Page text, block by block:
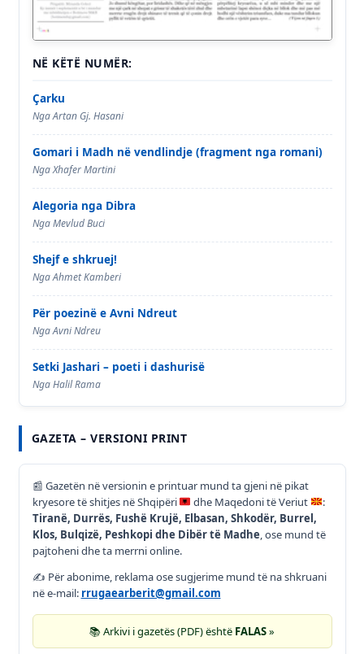
NË KËTË NUMËR:
Çarku
Nga Artan Gj. Hasani
Gomari i Madh në vendlindje (fragment nga romani)
Nga Xhafer Martini
Alegoria nga Dibra
Nga Mevlud Buci
Shejf e shkruej!
Nga Ahmet Kamberi
Për poezinë e Avni Ndreut
Nga Avni Ndreu
Setki Jashari – poeti i dashurisë
Nga Halil Rama
GAZETA – VERSIONI PRINT
📰 Gazetën në versionin e printuar mund ta gjeni në pikat
kryesore të shitjes në Shqipëri
dhe Maqedoni të Veriut
:
Tiranë, Durrës, Fushë Krujë, Elbasan, Shkodër, Burrel,
Klos, Bulqizë, Peshkopi dhe Dibër të Madhe, ose mund të
pajtoheni dhe ta merrni online.
✍️ Për abonime, reklama ose sugjerime mund të na shkruani
në e-mail: rrugaearberit@gmail.com
📚 Arkivi i gazetës (PDF) është FALAS»